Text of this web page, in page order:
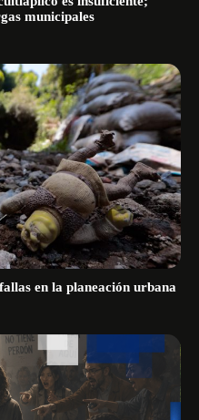
municipales
en la planeación urbana